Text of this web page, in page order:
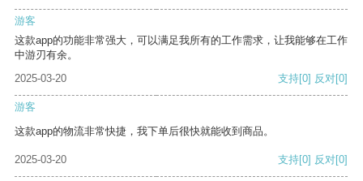
游客
这款app的功能非常强大，可以满足我所有的工作需求，让我能够在工作
中游刃有余。
2025-03-20
支持[0] 反对[0]
游客
这款app的物流非常快捷，我下单后很快就能收到商品。
2025-03-20 支持[0] 反对[0]